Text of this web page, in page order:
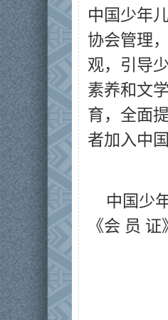
中国少年
协会管理
观，引导
素养和文
育，全面
者加入中
中国少
《会 员 证